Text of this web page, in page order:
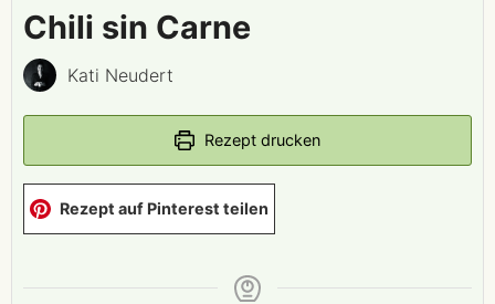
Chili sin Carne
Kati Neudert
Rezept drucken
Rezept auf Pinterest teilen